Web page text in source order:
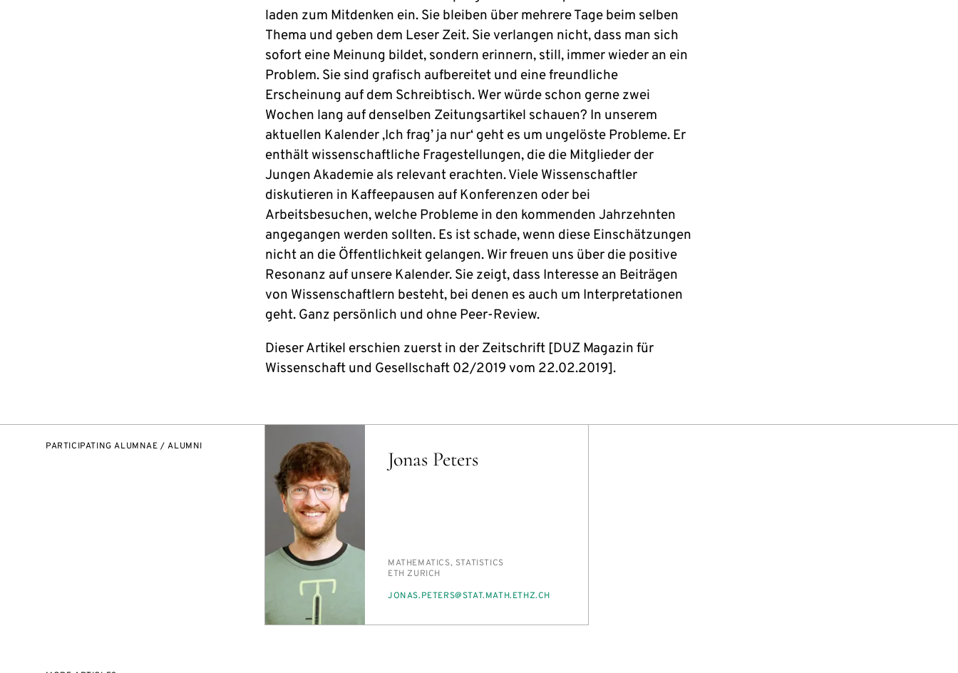
laden zum Mitdenken ein. Sie bleiben über mehrere Tage beim selben
Thema und geben dem Leser Zeit. Sie verlangen nicht, dass man sich
sofort eine Meinung bildet, sondern erinnern, still, immer wieder an ein
Problem. Sie sind grafisch aufbereitet und eine freundliche
Erscheinung auf dem Schreibtisch. Wer würde schon gerne zwei
Wochen lang auf denselben Zeitungsartikel schauen? In unserem
aktuellen Kalender ‚Ich frag’ ja nur‘ geht es um ungelöste Probleme. Er
enthält wissenschaftliche Fragestellungen, die die Mitglieder der
Jungen Akademie als relevant erachten. Viele Wissenschaftler
diskutieren in Kaffeepausen auf Konferenzen oder bei
Arbeitsbesuchen, welche Probleme in den kommenden Jahrzehnten
angegangen werden sollten. Es ist schade, wenn diese Einschätzungen
nicht an die Öffentlichkeit gelangen. Wir freuen uns über die positive
Resonanz auf unsere Kalender. Sie zeigt, dass Interesse an Beiträgen
von Wissenschaftlern besteht, bei denen es auch um Interpretationen
geht. Ganz persönlich und ohne Peer-Review.
Dieser Artikel erschien zuerst in der Zeitschrift [DUZ Magazin für
Wissenschaft und Gesellschaft 02/2019 vom 22.02.2019].
PARTICIPATING ALUMNAE / ALUMNI
Jonas Peters
PERSON_RESEARCH_SUBJECT
MATH­E­MAT­ICS, STA­TIS­TICS
INSTITUTION
ETH ZURICH
E-
JONAS.PE­TERS@STAT.MATH.ETHZ.CH